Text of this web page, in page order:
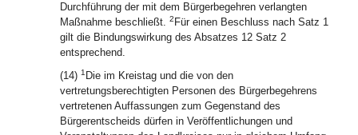
Durchführung der mit dem Bürgerbegehren verlangten
Maßnahme beschließt. 2 Für einen Beschluss nach Satz 1
gilt die Bindungswirkung des Absatzes 12 Satz 2
entsprechend.
(14) 1 Die im Kreistag und die von den
vertretungsberechtigten Personen des Bürgerbegehrens
vertretenen Auffassungen zum Gegenstand des
Bürgerentscheids dürfen in Veröffentlichungen und